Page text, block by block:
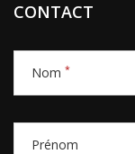
CONTACT
Nom *
Prénom